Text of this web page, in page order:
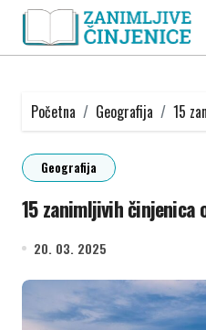
content
Početna Geografija 15
Geografija
15 zanimljivih činjenica
20. 03. 2025